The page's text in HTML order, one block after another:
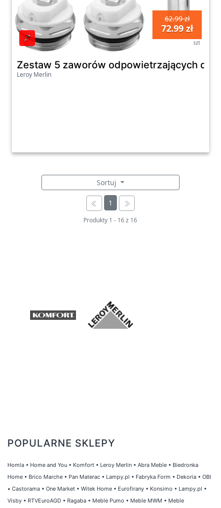
62.99 zł
72.99 zł
szt
Zestaw 5 zaworów odpowietrzających do
Leroy Merlin
Sortuj
1
Produkty 1 - 16z 16
POPULARNE SKLEPY
Homla • Home and You • Komfort • Leroy Merlin • Abra Meble • Biedronka
Home • Brico Marche • Pan Materac • Lampy.pl • Fabryka Form • Dekoria • OBI
• Castorama • One Market • Witek Home • Eurofirany • Konsimo • Lampy.pl •
Visby • RTVEuroAGD • Ragaba • Meble Pumo • Meble MWM • Meble